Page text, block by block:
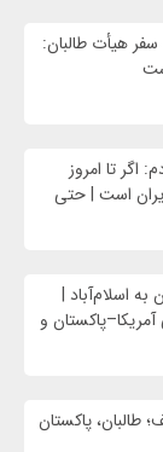
هیأت طالبان:
اگر تا امروز
است | حتی
به اسلام‌آباد |
و
طالبان، پاکستان